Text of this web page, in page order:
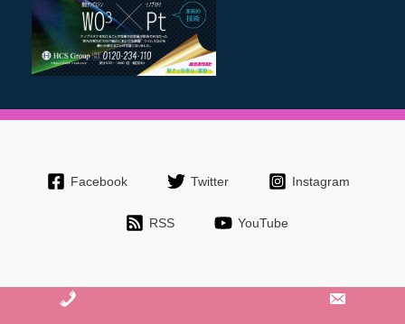
Facebook Twitter Instagram
RSS YouTube